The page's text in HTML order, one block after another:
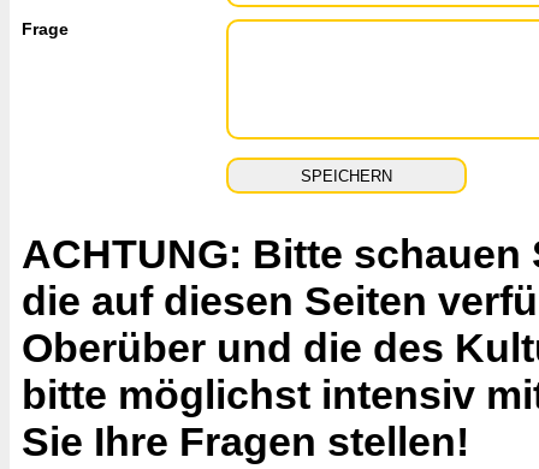
Frage
ACHTUNG: Bitte
die auf diesen Seiten
Oberüber und die des
bitte möglichst intensiv
Sie Ihre Fragen stellen!